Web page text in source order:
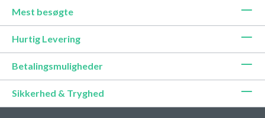
Mest besøgte
Hurtig Levering
Betalingsmuligheder
Sikkerhed & Tryghed